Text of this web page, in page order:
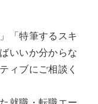
「特筆するスキ
いいか分からな
ィブにご相談く